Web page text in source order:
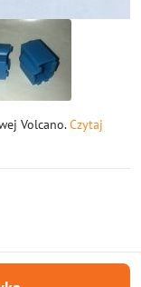
Volcano.Czytaj